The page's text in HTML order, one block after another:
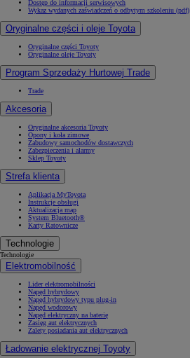
Dostęp do informacji serwisowych
Wykaz wydanych zaświadczeń o odbytym szkoleniu (pdf)
Oryginalne części i oleje Toyota
Oryginalne części Toyoty
Oryginalne oleje Toyoty
Program Sprzedaży Hurtowej Trade
Trade
Akcesoria
Oryginalne akcesoria Toyoty
Opony i koła zimowe
Zabudowy samochodów dostawczych
Zabezpieczenia i alarmy
Sklep Toyoty
Strefa klienta
Aplikacja MyToyota
Instrukcje obsługi
Aktualizacja map
System Bluetooth®
Karty Ratownicze
Technologie
Technologie
Elektromobilność
Lider elektromobilności
Napęd hybrydowy
Napęd hybrydowy typu plug-in
Napęd wodorowy
Napęd elektryczny na baterię
Zasięg aut elektrycznych
Zalety posiadania aut elektrycznych
Ładowanie elektrycznej Toyoty